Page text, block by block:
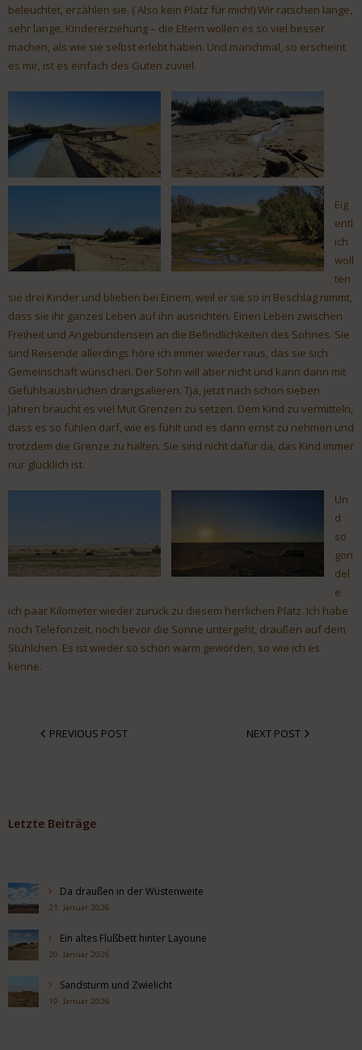
beleuchtet, erzählen sie. ( Also kein Platz für mich!) Wir ratschen lange,
sehr lange. Kindererziehung – die Eltern wollen es so viel besser
machen, als wie sie selbst erlebt haben. Und manchmal, so erscheint
es mir, ist es einfach des Guten zuviel.
Eig
entl
ich
woll
ten
sie drei Kinder und blieben bei Einem, weil er sie so in Beschlag nimmt,
dass sie ihr ganzes Leben auf ihn ausrichten. Einen Leben zwischen
Freiheit und Angebundensein an die Befindlichkeiten des Sohnes. Sie
sind Reisende allerdings höre ich immer wieder raus, das sie sich
Gemeinschaft wünschen. Der Sohn will aber nicht und kann dann mit
Gefühlsausbrüchen drangsalieren. Tja, jetzt nach schon sieben
Jahren braucht es viel Mut Grenzen zu setzen. Dem Kind zu vermitteln,
dass es so fühlen darf, wie es fühlt und es darin ernst zu nehmen und
trotzdem die Grenze zu halten. Sie sind nicht dafür da, das Kind immer
nur glücklich ist.
Un
d
so
gon
del
e
ich paar Kilometer wieder zurück zu diesem herrlichen Platz. Ich habe
noch Telefonzeit, noch bevor die Sonne untergeht, draußen auf dem
Stühlchen. Es ist wieder so schön warm geworden, so wie ich es
kenne.
PREVIOUS POST NEXT POST
Letzte Beiträge
Da draußen in der Wüstenweite
21. Januar 2026
Ein altes Flußbett hinter Layoune
20. Januar 2026
Sandsturm und Zwielicht
19. Januar 2026